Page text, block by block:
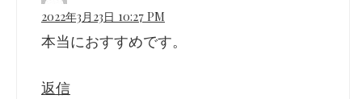
2022年3月23日 10:27 PM
本当におすすめです。
返信